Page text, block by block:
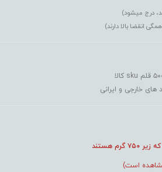
درج میشود)
انقضا بالا دارند)
های خارجی و ایرانی
گرم هستند
است)